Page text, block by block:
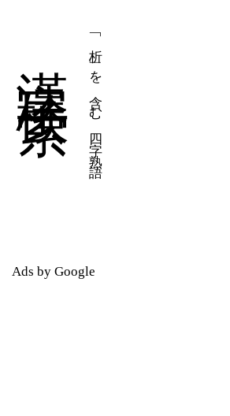
四字熟語
一覧表示
漢字検索
「析」を含む四字熟語
Ads by Google
四字熟語
一覧表示
漢字検索